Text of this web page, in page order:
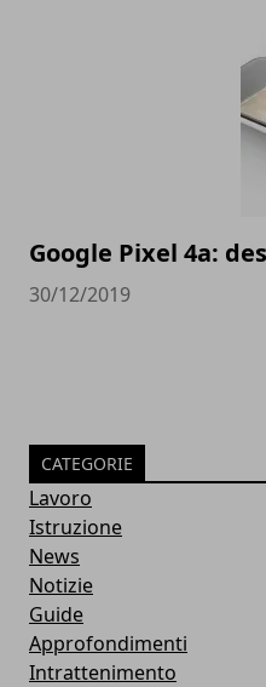
Google Pixel 4a:
30/12/2019
CATEGORIE
Lavoro
Istruzione
News
Notizie
Guide
Approfondimenti
Intrattenimento